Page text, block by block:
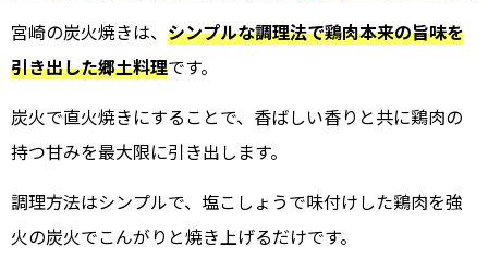
宮崎の炭火焼きは、 シンプルな調理法で鶏肉本来の旨味を
引き出した郷土料理です。
炭火で直火焼きにすることで、香ばしい香りと共に鶏肉の
持つ甘みを最大限に引き出します。
調理方法はシンプルで、塩こしょうで味付けした鶏肉を強
火の炭火でこんがりと焼き上げるだけです。